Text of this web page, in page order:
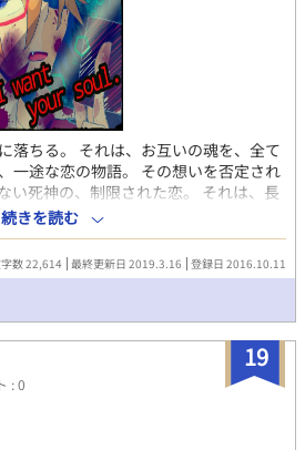
落ちる。 それは、お互いの魂を、全て
一途な恋の物語。 その想いを否定され
い死神の、制限された恋。 それは、長
窺う、初心者の恋の物語。 「好き」と
れたい。 「恋人」か分からない。 「恋
魅邑 惺 《みくに せい》 神影 昊 《み
んかい つきや》 天上 尊 《あまじょう
ななか》
続きを読む
数 22,614 最終更新日 2019.3.16 登録日 2016.10.11
19
: 0